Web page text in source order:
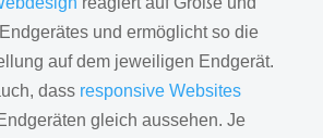
und ermöglicht so die
auf dem jeweiligen Endgerät.
dass responsive Websites
gleich aussehen. Je